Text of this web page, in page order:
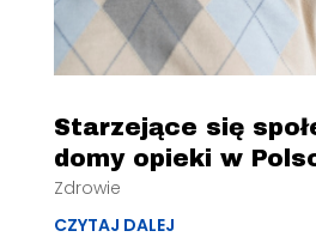
Starzejące się
domy opieki w
Zdrowie
CZYTAJ DALEJ